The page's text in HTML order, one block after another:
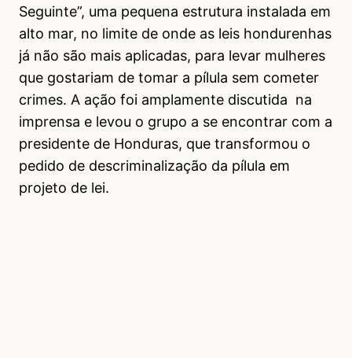
Seguinte”, uma pequena estrutura instalada em
alto mar, no limite de onde as leis hondurenhas
já não são mais aplicadas, para levar mulheres
que gostariam de tomar a pílula sem cometer
crimes. A ação foi amplamente discutida na
imprensa e levou o grupo a se encontrar com a
presidente de Honduras, que transformou o
pedido de descriminalização da pílula em
projeto de lei.